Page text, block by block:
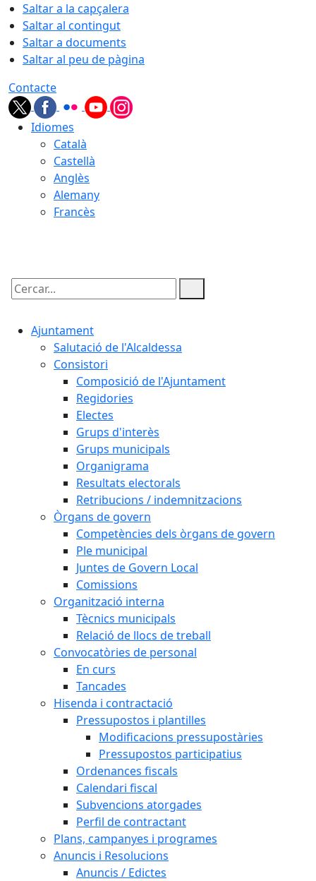
Saltar a la capçalera
Saltar al contingut
Saltar a documents
Saltar al peu de pàgina
Contacte
Idiomes
Català
Castellà
Anglès
Alemany
Francès
Cercar:
Ajuntament
Salutació de l'Alcaldessa
Consistori
Composició de l'Ajuntament
Regidories
Electes
Grups d'interès
Grups municipals
Organigrama
Resultats electorals
Retribucions / indemnitzacions
Òrgans de govern
Competències dels òrgans de govern
Ple municipal
Juntes de Govern Local
Comissions
Organització interna
Tècnics municipals
Relació de llocs de treball
Convocatòries de personal
En curs
Tancades
Hisenda i contractació
Pressupostos i plantilles
Modificacions pressupostàries
Pressupostos participatius
Ordenances fiscals
Calendari fiscal
Subvencions atorgades
Perfil de contractant
Plans, campanyes i programes
Anuncis i Resolucions
Anuncis / Edictes